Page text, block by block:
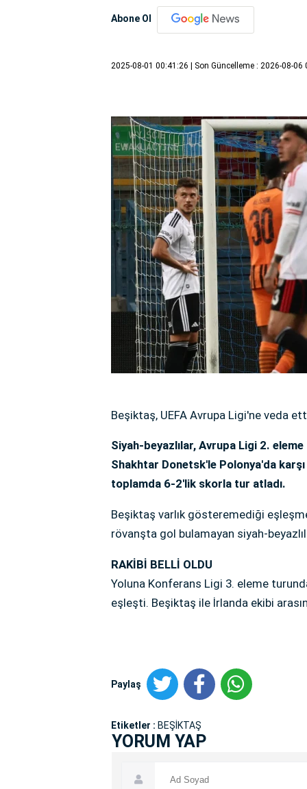
Abone Ol
2025-08-01 00:41:26 | Son Güncelleme : 2026-08-06
Beşiktaş, UEFA Avrupa Ligi'ne veda
Siyah-beyazlılar, Avrupa Ligi 2.
Shakhtar Donetsk'le Polonya'da
toplamda 6-2'lik skorla tur atladı.
Beşiktaş varlık gösteremediği
rövanşta gol bulamayan siyah-
RAKİBİ BELLİ OLDU
Yoluna Konferans Ligi 3. eleme
eşleşti. Beşiktaş ile İrlanda ekibi
Paylaş
Etiketler : BEŞİKTAŞ
YORUM YAP